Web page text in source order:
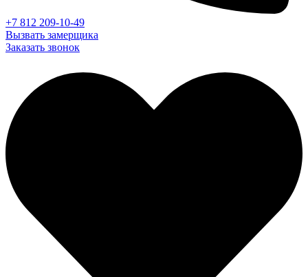
+7 812 209-10-49
Вызвать замерщика
Заказать звонок